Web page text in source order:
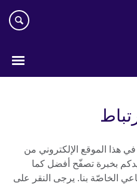
هذا الموقع الإلكتروني من
بخبرة تصفّح أفضل كما
الخاصّة بنا. يرجى النقر على